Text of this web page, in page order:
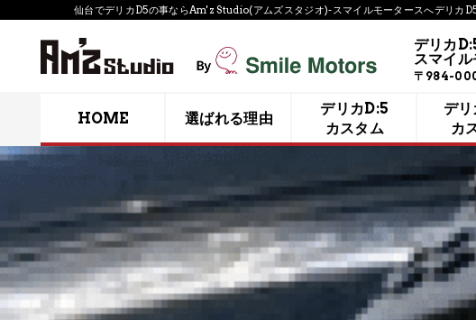
仙台で​デリカD5の事ならAm'z Studio(アムズスタジオ)-スマイルモータースへ​デリカ
デリカ
スマイ
〒984-
HOME 選ばれる理由
デリカD:5
カスタム
デリ
カ